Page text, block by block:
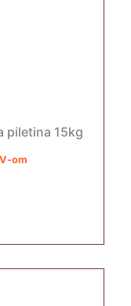
piletina 15kg
om